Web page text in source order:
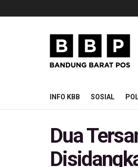
INFO KBB SOSIAL
Dua